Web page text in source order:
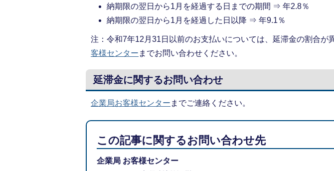
納期限の翌日から1月を経過する日までの期間 ⇒ 年2.8％
納期限の翌日から1月を経過した日以降 ⇒ 年9.1％
注：令和7年12月31日以前のお支払いについては、延滞金の割合が
客様センター までお問い合わせください。
延滞金に関するお問い合わせ
企業局お客様センター までご連絡ください。
この記事に関するお問い合わせ先
企業局 お客様センター